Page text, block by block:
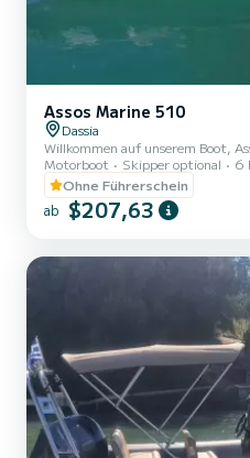
Assos Marine 510
Dassia
Willkommen auf unserem Boot,
Motorboot
Skipper optional 6
Ohne Führerschein
ab $207,63